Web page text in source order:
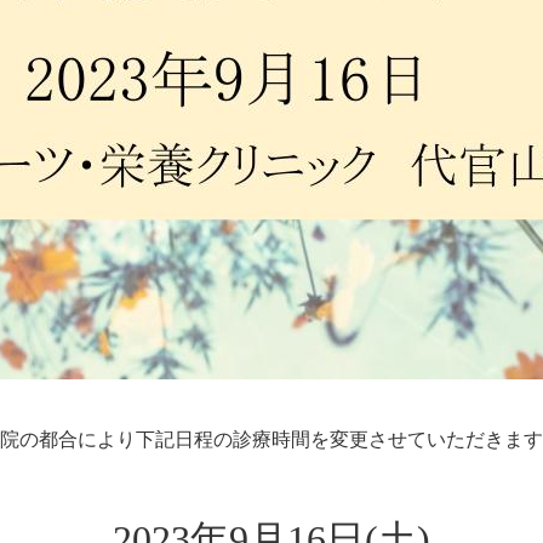
の都合により下記日程の診療時間を変更させていただきま